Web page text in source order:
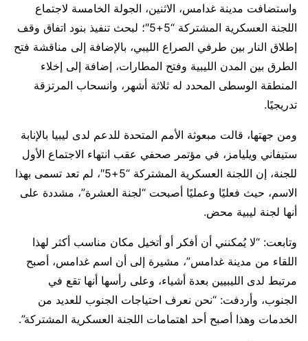
واستضافت مدينة غدامس، الاثنين، الجولة الخامسة لاجتماع
اللجنة العسكرية المشتركة “5+5″؛ لبحث تنفيذ بنود اتفاق وقف
إطلاق النار بين طرفي الصراع الليبي، بالإضافة إلى مناقشة فتح
الطرق بين المدن الليبية وفتح المطارات، إضافة إلى إخلاء
المنطقة الوسطى المحدد له ثلاثة أشهر، وانسحاب المرتزقة
تدريجيًا.
ومن جهتها، قالت مبعوثة الأمم المتحدة للدعم لدى ليبيا بالإنابة
ستيفاني ويليامز، في مؤتمر صحفي عقب انتهاء الاجتماع الأول
للجنة، إن اللجنة العسكرية المشتركة “5+5″، لم تعد تسمى بهذا
الاسم، حيث فعليًا وعمليًا أصبحت “لجنة العشرة”، مشددة على
أنها لجنة ليبية محض.
وتابعت: “لا يُمكنني أن أفكر أو أتخيل مكان مناسب أكثر لهذا
اللقاء من مدينة غدامس”، مشيرة إلى أن اسم غدامس، أصبح
مرتبط لدى الليبيين بعدة أشياء، وعلى رأسها أنها تقع في
الجنوب، وأردفت: “نحن نعرف احتياجات الجنوب للعديد من
الخدمات وهذا أصبح أحد اهتمامات اللجنة العسكرية المشتركة”.